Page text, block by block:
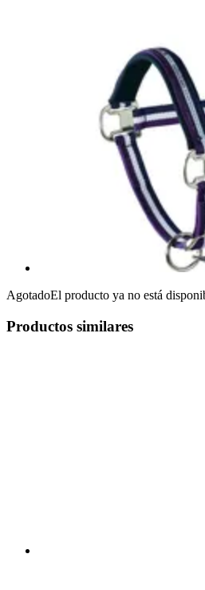
AgotadoEl producto ya no está
Productos similares